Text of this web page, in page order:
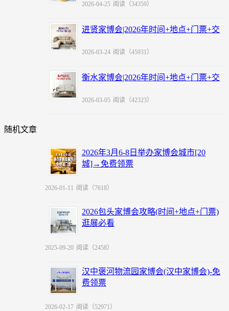
2026-04-25 阅读（34359）
进贤家博会|2026年时间+地点+门票+交
2026-03-24 阅读（45931）
衡水家博会|2026年时间+地点+门票+交
2026-03-05 阅读（42323）
随机文章
2026年3月6-8日举办家博会城市[20
城]→免费领票
2026-01-11 阅读（7618）
2026包头家博会攻略(时间+地点+门票)
逛展必看
2025-09-20 阅读（2458）
汉中褒河物流园家博会(汉中家博会)-免
费领票
2026-02-17 阅读（52971）